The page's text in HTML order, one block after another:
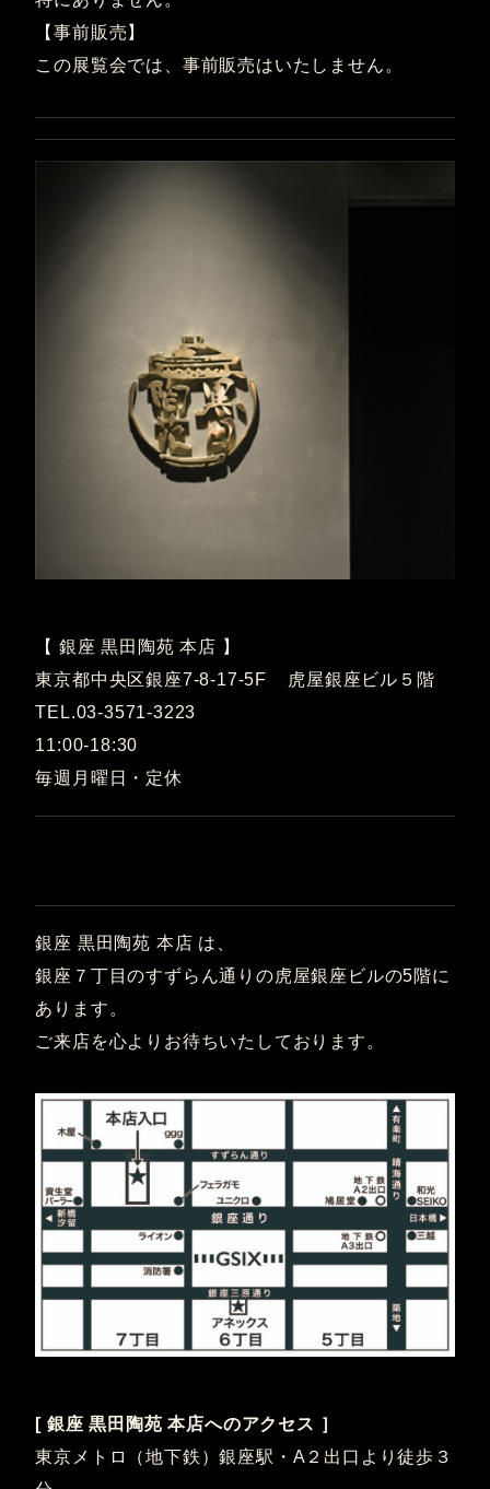
【事前販売】
この展覧会では、事前販売はいたしません。
【 銀座 黒田陶苑 本店 】
東京都中央区銀座7-8-17-5F 虎屋銀座ビル５階
TEL.03-3571-3223
11:00-18:30
毎週月曜日・定休
銀座 黒田陶苑 本店 は、
銀座７丁目のすずらん通りの虎屋銀座ビルの5階に
あります。
ご来店を心よりお待ちいたしております。
[ 銀座 黒田陶苑 本店へのアクセス ］
東京メトロ（地下鉄）銀座駅・A２出口より徒歩３